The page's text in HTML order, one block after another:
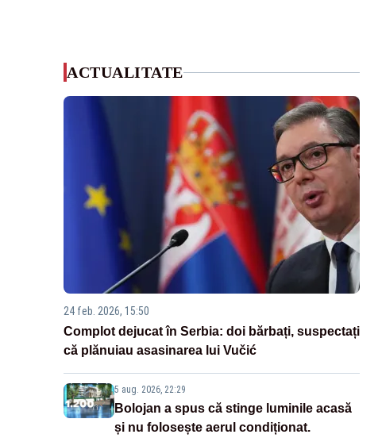
ACTUALITATE
24 feb. 2026, 15:50
Complot dejucat în Serbia: doi bărbați, suspectați
că plănuiau asasinarea lui Vučić
5 aug. 2026, 22:29
Bolojan a spus că stinge luminile acasă
și nu folosește aerul condiționat.